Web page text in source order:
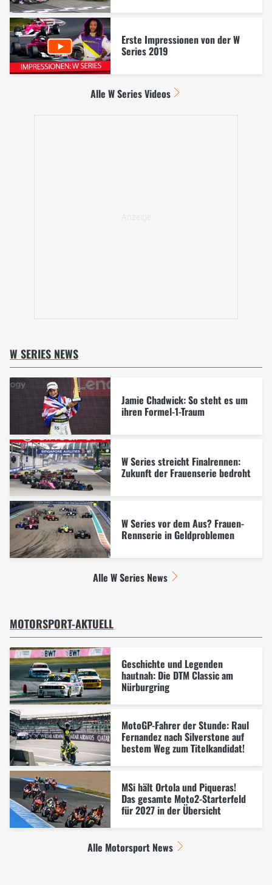
Erste Impressionen von der W
Series 2019
Alle W Series Videos
W SERIES NEWS
Jamie Chadwick: So steht es um
ihren Formel-1-Traum
W Series streicht Finalrennen:
Zukunft der Frauenserie bedroht
W Series vor dem Aus? Frauen-
Rennserie in Geldproblemen
Alle W Series News
MOTORSPORT-AKTUELL
Geschichte und Legenden
hautnah: Die DTM Classic am
Nürburgring
MotoGP-Fahrer der Stunde: Raul
Fernandez nach Silverstone auf
bestem Weg zum Titelkandidat!
MSi hält Ortola und Piqueras!
Das gesamte Moto2-Starterfeld
für 2027 in der Übersicht
Alle Motorsport News